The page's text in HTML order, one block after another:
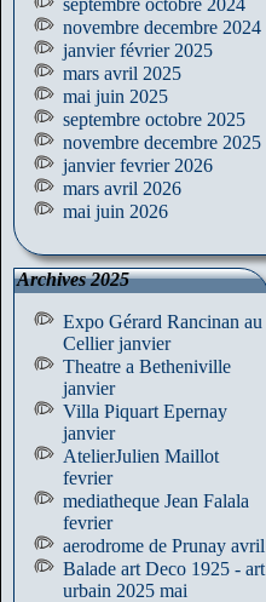
septembre octobre 2024
novembre decembre 2024
janvier février 2025
mars avril 2025
mai juin 2025
septembre octobre 2025
novembre decembre 2025
janvier fevrier 2026
mars avril 2026
mai juin 2026
Archives 2025
Expo Gérard Rancinan au
Cellier janvier
Theatre a Betheniville
janvier
Villa Piquart Epernay
janvier
AtelierJulien Maillot
fevrier
mediatheque Jean Falala
fevrier
aerodrome de Prunay avril
Balade art Deco 1925 - art
urbain 2025 mai